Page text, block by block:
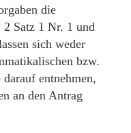
die
Satz 1 Nr. 1 und
sich weder
bzw.
entnehmen,
an den Antrag